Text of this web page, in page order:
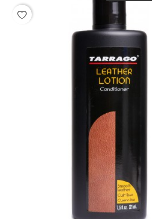
favorite_border